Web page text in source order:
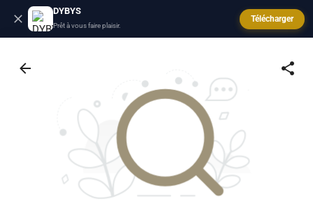
DYBYS
Prêt à vous faire plaisir.
Télécharger